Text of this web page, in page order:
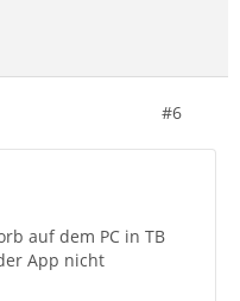
#6
auf dem PC in TB
App nicht